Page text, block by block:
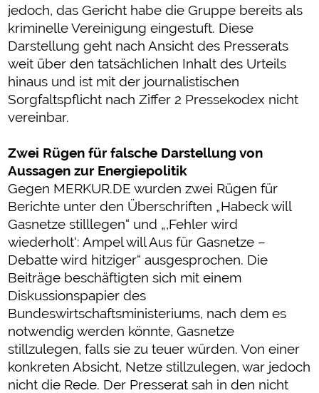
jedoch, das Gericht habe die Gruppe bereits als
kriminelle Vereinigung eingestuft. Diese
Darstellung geht nach Ansicht des Presserats
weit über den tatsächlichen Inhalt des Urteils
hinaus und ist mit der journalistischen
Sorgfaltspflicht nach Ziffer 2 Pressekodex nicht
vereinbar.
Zwei Rügen für falsche Darstellung von
Aussagen zur Energiepolitik
Gegen MERKUR.DE wurden zwei Rügen für
Berichte unter den Überschriften „Habeck will
Gasnetze stilllegen“ und „,Fehler wird
wiederholt‘: Ampel will Aus für Gasnetze –
Debatte wird hitziger“ ausgesprochen. Die
Beiträge beschäftigten sich mit einem
Diskussionspapier des
Bundeswirtschaftsministeriums, nach dem es
notwendig werden könnte, Gasnetze
stillzulegen, falls sie zu teuer würden. Von einer
konkreten Absicht, Netze stillzulegen, war jedoch
nicht die Rede. Der Presserat sah in den nicht